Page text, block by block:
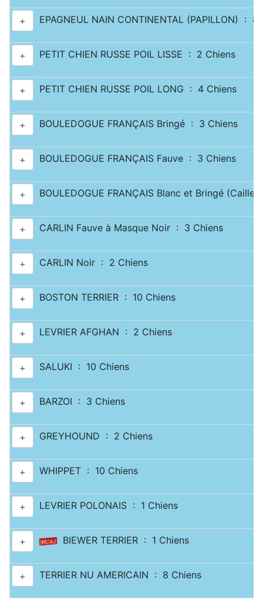
+ EPAGNEUL NAIN CONTINENTAL (PAPILLON) : 8
+ PETIT CHIEN RUSSE POIL LISSE : 2 Chiens
+ PETIT CHIEN RUSSE POIL LONG : 4 Chiens
+ BOULEDOGUE FRANÇAIS Bringé : 3 Chiens
+ BOULEDOGUE FRANÇAIS Fauve : 3 Chiens
+ BOULEDOGUE FRANÇAIS Blanc et Bringé
+ CARLIN Fauve à Masque Noir : 3 Chiens
+ CARLIN Noir : 2 Chiens
+ BOSTON TERRIER : 10 Chiens
+ LEVRIER AFGHAN : 2 Chiens
+ SALUKI : 10 Chiens
+ BARZOI : 3 Chiens
+ GREYHOUND : 2 Chiens
+ WHIPPET : 10 Chiens
+ LEVRIER POLONAIS : 1 Chiens
+ BIEWER TERRIER : 1 Chiens
+ TERRIER NU AMERICAIN : 8 Chiens